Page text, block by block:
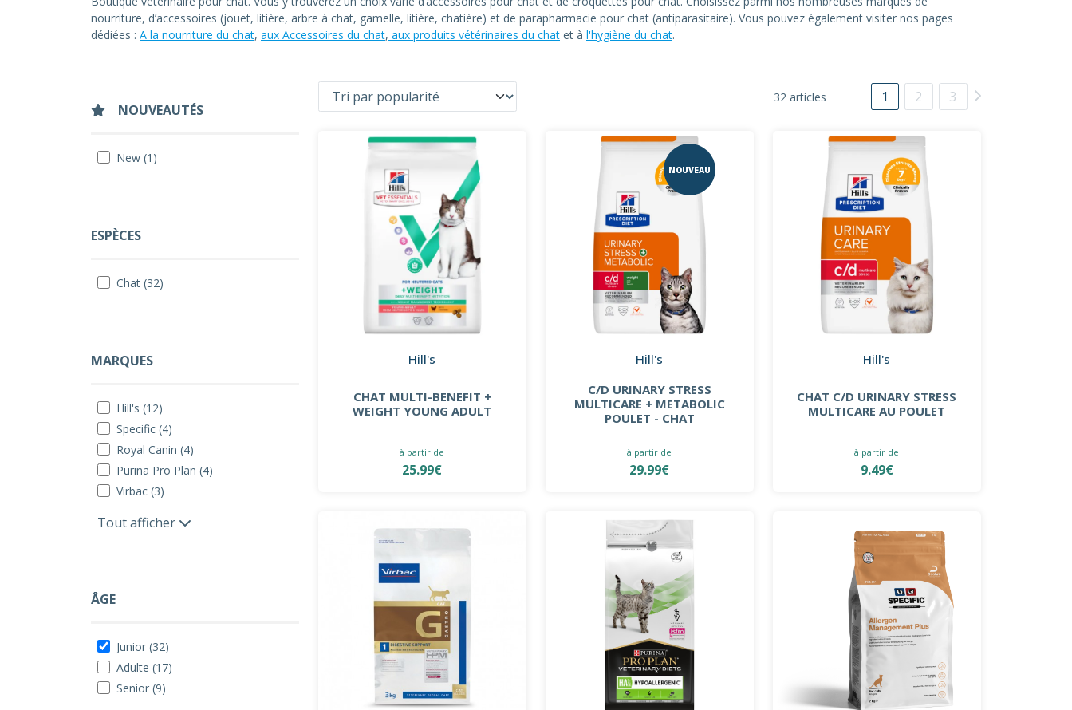
nourriture, d’accessoires (jouet, litière, arbre à chat, gamelle, litière, chatière) et de parapharmacie pour chat (antiparasitaire). Vous pouvez également visiter nos pages
dédiées : A la nourriture du chat, aux Accessoires du chat, aux produits vétérinaires du chat et à l'hygiène du chat.
NOUVEAUTÉS
New (1)
ESPÈCES
Chat (32)
MARQUES
Hill's (12)
Specific (4)
Royal Canin (4)
Purina Pro Plan (4)
Virbac (3)
Tout afficher
ÂGE
Junior (32)
Adulte (17)
Senior (9)
32 articles 1 2 3
Hill's
CHAT MULTI-BENEFIT +
WEIGHT YOUNG ADULT
à partir de
25.99€
NOUVEAU
Hill's
C/D URINARY STRESS
MULTICARE + METABOLIC
POULET - CHAT
à partir de
29.99€
Hill's
CHAT C/D URINARY STRESS
MULTICARE AU POULET
à partir de
9.49€